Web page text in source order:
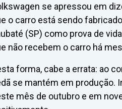
se apressou em
o carro está sendo
(SP) como prova de
não recebem o carro há
forma, cabe a errata: ao
se mantém em produção.
mês de outubro e em